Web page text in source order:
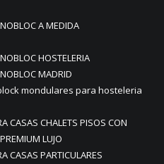
A MEDIDA
HOSTELERIA
MADRID
mondulares para hosteleria
CASAS CHALETS PISOS CON
LUJO
CASAS PARTICULARES